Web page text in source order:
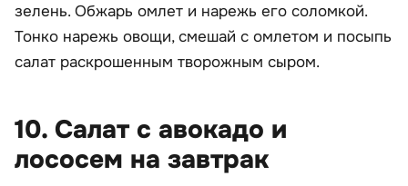
зелень. Обжарь омлет и нарежь его соломкой.
Тонко нарежь овощи, смешай с омлетом и посыпь
салат раскрошенным творожным сыром.
10. Салат с авокадо и
лососем на завтрак